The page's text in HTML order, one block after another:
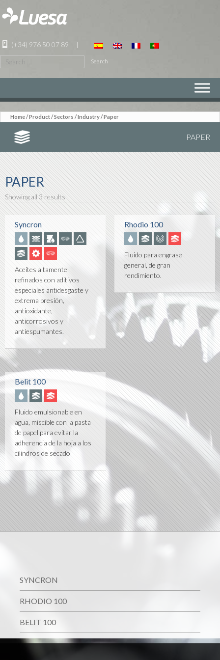
(+34) 976 50 07 89
|
for:
TO
Home /Product / Sectors /Industry / Paper
PAPER
PAPER
Showing all 3 results
Syncron
Aceites altamente
refinados con aditivos
especiales antidesgaste y
extrema presión,
antioxidante,
anticorrosivos y
antiespumantes.
Rhodio 100
Fluido para engrase
general, de gran
rendimiento.
Belit 100
Fluido emulsionable en
agua, miscible con la pasta
de papel para evitar la
adherencia de la hoja a los
cilindros de secado
SYNCRON
RHODIO 100
BELIT 100